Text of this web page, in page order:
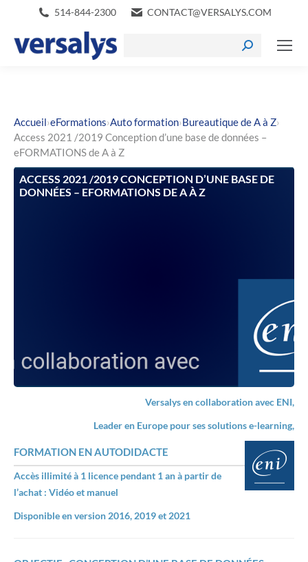
514-844-2300 CONTACT@VERSALYS.COM
Accueil›eFormations›Auto formation›Bureautique de A à Z›
Access 2021 /2019 Conception d’une base de données –
eFORMATIONS de A à Z
ACCESS 2021 /2019 CONCEPTION D’UNE BASE DE
DONNÉES – EFORMATIONS DE A À Z
Versalys en collaboration avec ENI,
Leader en Europe pour ses solutions e-learning,
FORMATION EN AUTODIDACTE
Accès illimité à 1 licence pendant 1 an à partir de
l’achat : Vidéo et manuel
Disponible en version 2016, 2019 et 2021